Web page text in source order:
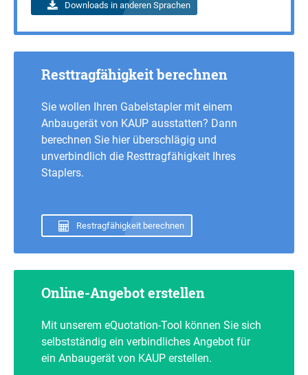
Downloads in anderen Sprachen
Resttragfähigkeit berechnen
Sie wollen Ihren Gabelstapler mit einem
Anbaugerät von KAUP ausstatten? Dann
berechnen Sie hier überschlägig und
unverbindlich die Resttragfähigkeit Ihres
Staplers.
Restragfähigkeit berechnen
Online-Angebot erstellen
Mit unserem eQuotation-Tool können Sie sich
selbstständig ein verbindliches Angebot für
ein Anbaugerät von KAUP erstellen.